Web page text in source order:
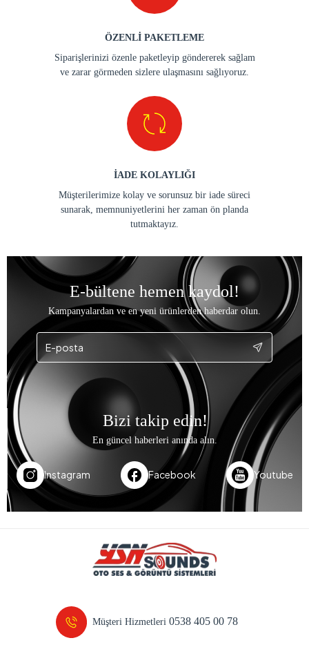
ÖZENLİ PAKETLEME
Siparişlerinizi özenle paketleyip göndererek sağlam
ve zarar görmeden sizlere ulaşmasını sağlıyoruz.
İADE KOLAYLIĞI
Müşterilerimize kolay ve sorunsuz bir iade süreci
sunarak, memnuniyetlerini her zaman ön planda
tutmaktayız.
E-bültene hemen kaydol!
Kampanyalardan ve en yeni ürünlerden haberdar olun.
Bizi takip edin!
En güncel haberleri anında alın.
Instagram Facebook Youtube
Müşteri Hizmetleri0538 405 00 78